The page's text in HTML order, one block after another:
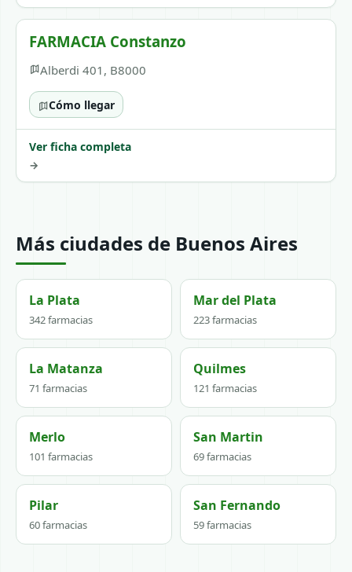
FARMACIA Constanzo
Alberdi 401, B8000
Cómo llegar
Ver ficha completa
→
Más ciudades de Buenos Aires
La Plata
342 farmacias
Mar del Plata
223 farmacias
La Matanza
71 farmacias
Quilmes
121 farmacias
Merlo
101 farmacias
San Martin
69 farmacias
Pilar
60 farmacias
San Fernando
59 farmacias